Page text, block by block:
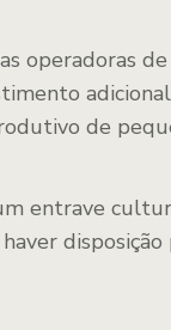
operadoras
de
entrave
disposição